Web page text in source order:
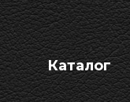
Каталог